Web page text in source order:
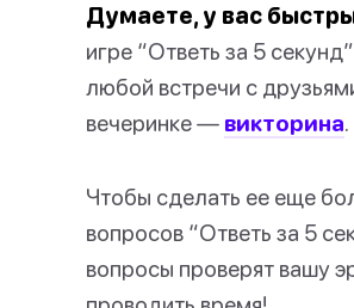
Думаете, у вас
игре “Ответь за 5
любой встречи с
вечеринке — викторина.
Чтобы сделать ее еще
вопросов “Ответь за 5
вопросы проверят вашу